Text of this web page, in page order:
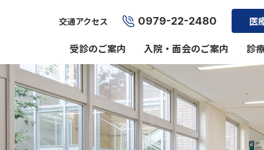
交通アクセス 0979-22-2480 医
受診のご案内 入院・面会のご案内 診